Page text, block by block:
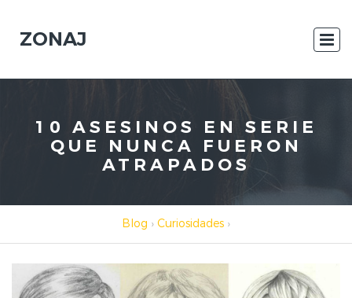
ZONAJ
10 ASESINOS EN SERIE
QUE NUNCA FUERON
ATRAPADOS
Blog › Curiosidades ›